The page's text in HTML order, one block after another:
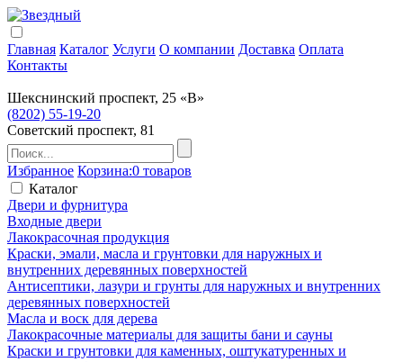
Главная Каталог Услуги О компании Доставка Оплата
Контакты
Шекснинский проспект, 25 «В»
(8202) 55-19-20
Советский проспект, 81
Избранное Корзина:0 товаров
Каталог
Двери и фурнитура
Входные двери
Лакокрасочная продукция
Краски, эмали, масла и грунтовки для наружных и
внутренних деревянных поверхностей
Антисептики, лазури и грунты для наружных и внутренних
деревянных поверхностей
Масла и воск для дерева
Лакокрасочные материалы для защиты бани и сауны
Краски и грунтовки для каменных, оштукатуренных и